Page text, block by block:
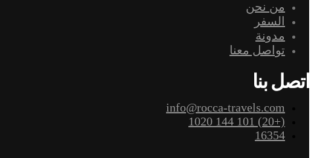
الرئيسية
من نحن
السفر
مدونة
اتصل بنا
info@rocca-travels.com
(+20) 101 144 1020